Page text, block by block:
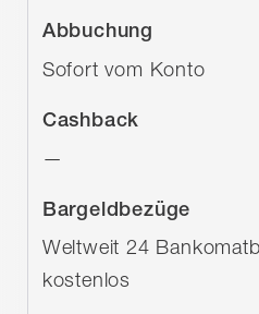
Abbuchung
Sofort vom Konto
Cashback
—
Bargeldbezüge
Weltweit 24
kostenlos